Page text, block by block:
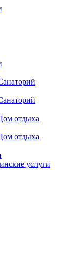
отдыха
отдыха
услуги